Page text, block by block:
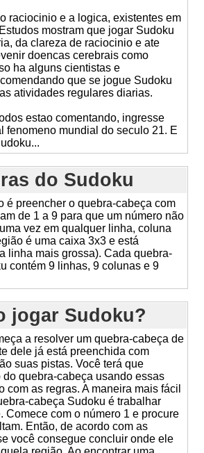
raciocinio e a logica, existentes em
mostram que jogar Sudoku
da clareza de raciocinio e ate
doencas cerebrais como
ha alguns cientistas e
que se jogue Sudoku
atividades regulares diarias.
estao comentando, ingresse
fenomeno mundial do seculo 21. E
do Sudoku
é preencher o quebra-cabeça com
de 1 a 9 para que um número não
vez em qualquer linha, coluna
é uma caixa 3x3 e está
linha mais grossa). Cada quebra-
contém 9 linhas, 9 colunas e 9
jogar Sudoku?
a resolver um quebra-cabeça de
dele já está preenchida com
suas pistas. Você terá que
do quebra-cabeça usando essas
com as regras. A maneira mais fácil
cabeça Sudoku é trabalhar
Comece com o número 1 e procure
Então, de acordo com as
você consegue concluir onde ele